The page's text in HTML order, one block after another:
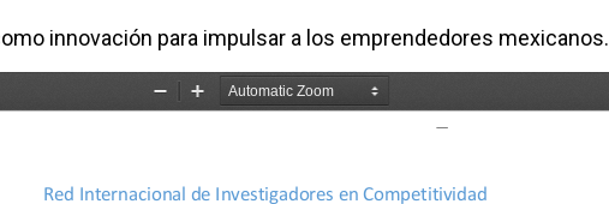
innovación para impulsar a los emprendedores mexicanos.